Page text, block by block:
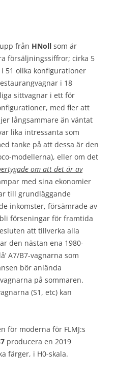
från HNoll som är
försäljningssiffror; cirka 5
51 olika konfigurationer
i 18
sittvagnar i ett för
med fler att
långsammare än väntat
lika intressanta som
tanke på att dessa är den
modellerna), eller om det
om att det är av
med sina ekonomier
till grundläggande
inkomster, försämrade av
förseningar för framtida
att tillverka alla
den nästan ena 1980-
A7/B7-vagnarna som
bör anlända
på sommaren.
(S1, etc) kan
för moderna för FLMJ:s
producera en 2019
färger, i H0-skala.